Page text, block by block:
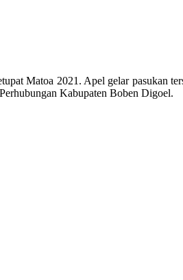
Matoa 2021. Apel gelar pasukan
Kabupaten Boben Digoel.